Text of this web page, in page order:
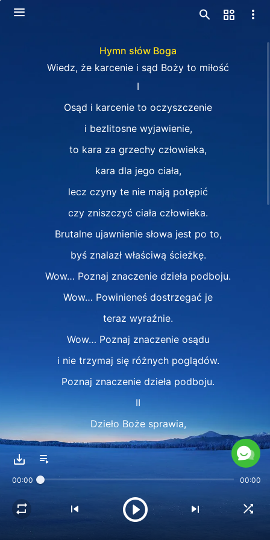
Hymn słów Boga
Wiedz, że karcenie i sąd Boży to miłość
I
Osąd i karcenie to oczyszczenie
i bezlitosne wyjawienie,
to kara za grzechy człowieka,
kara dla jego ciała,
lecz czyny te nie mają potępić
czy zniszczyć ciała człowieka.
Brutalne ujawnienie słowa jest po to,
byś znalazł właściwą ścieżkę.
Wow… Poznaj znaczenie dzieła podboju.
Wow… Powinieneś dostrzegać je
teraz wyraźnie.
Wow… Poznaj znaczenie osądu
i nie trzymaj się różnych poglądów.
Poznaj znaczenie dzieła podboju.
II
Dzieło Boże sprawia,
że żyjesz normalnie.
To jest coś, co możesz naprawdę osiągnąć.
Dzieło zgodne jest z twoimi potrzebami,
00:00 00:00